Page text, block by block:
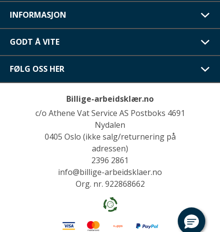
INFORMASJON
GODT Å VITE
FØLG OSS HER
Billige-arbeidsklær.no
c/o Athene Vat Service AS Postboks 4691
Nydalen
0405 Oslo (ikke salg/returnering på
adressen)
2396 2861
info@billige-arbeidsklaer.no
Org. nr. 922868662